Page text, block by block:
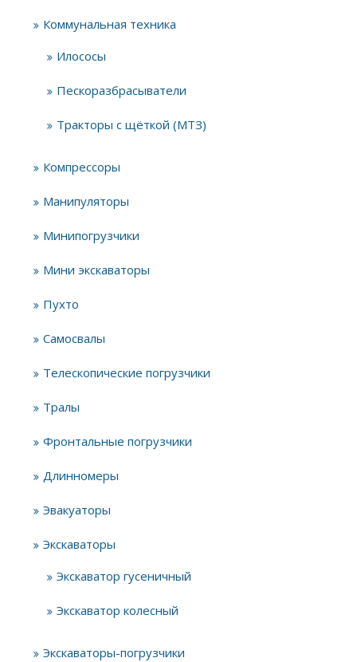
Коммунальная техника
Илососы
Пескоразбрасыватели
Тракторы с щёткой (МТЗ)
Компрессоры
Манипуляторы
Минипогрузчики
Мини экскаваторы
Пухто
Самосвалы
Телескопические погрузчики
Тралы
Фронтальные погрузчики
Длинномеры
Эвакуаторы
Экскаваторы
Экскаватор гусеничный
Экскаватор колесный
Экскаваторы-погрузчики